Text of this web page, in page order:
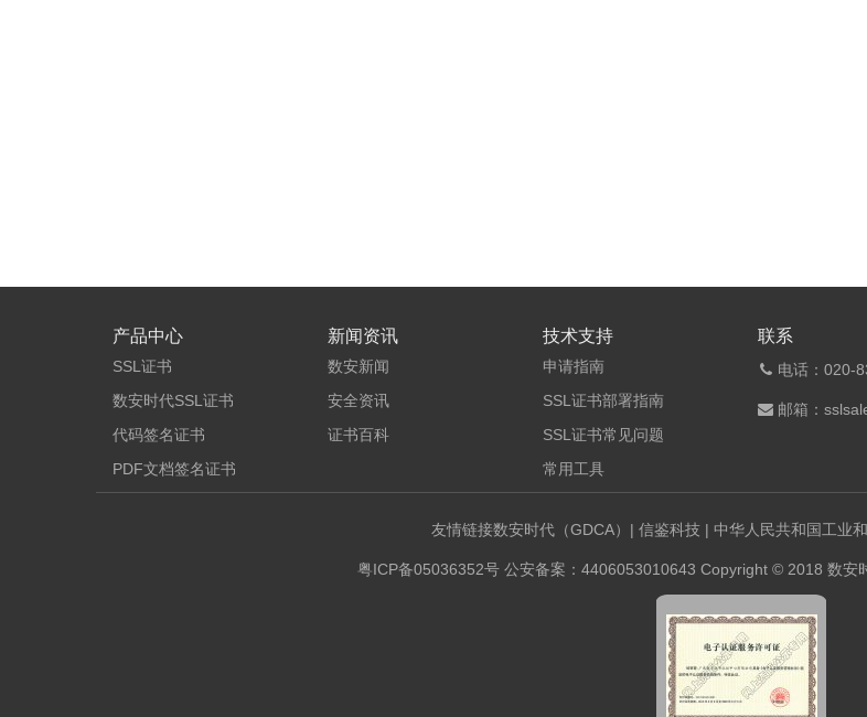
产品中心
SSL证书
数安时代SSL证书
代码签名证书
PDF文档签名证书
新闻资讯
数安新闻
安全资讯
证书百科
技术支持
申请指南
SSL证书部署指南
SSL证书常见问题
常用工具
联系
电话：020-
邮箱：
友情链接数安时代（GDCA） | 信鉴科技 | 中华人民共和国工业
粤ICP备05036352号 公安备案：4406053010643 Copyright © 2018 数安